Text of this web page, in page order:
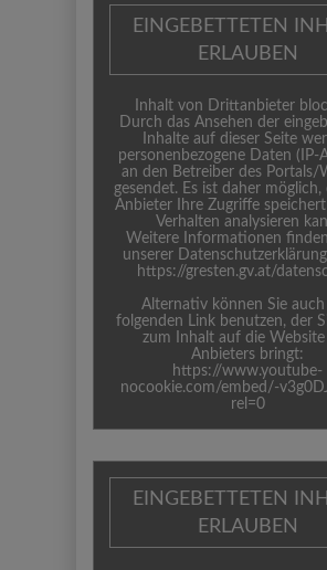
EINGEBETTETEN
ERLAUBEN
Inhalt von Drittanbieter
Durch das Ansehen der
Inhalte auf dieser Seite
personenbezogene Daten (IP-
an den Betreiber des Portals/
gesendet. Es ist daher möglich,
Anbieter Ihre Zugriffe
Verhalten analysieren
Weitere Informationen
unserer
https://gresten.gv.at/
Alternativ können Sie auch
folgenden Link benutzen, der
zum Inhalt auf die Website
Anbieters bringt:
https://www.youtube-
nocookie.com/embed/-
rel=0
EINGEBETTETEN
ERLAUBEN